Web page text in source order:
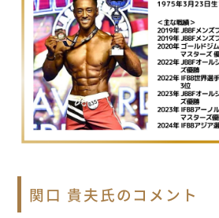
関口 貴夫氏のコメント